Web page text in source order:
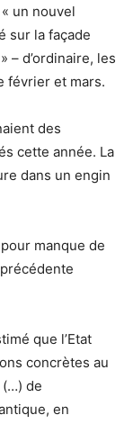
un nouvel
sur la façade
– d’ordinaire, les
février et mars.
des
cette année. La
dans un engin
manque de
que l’Etat
concrètes au
(…) de
en